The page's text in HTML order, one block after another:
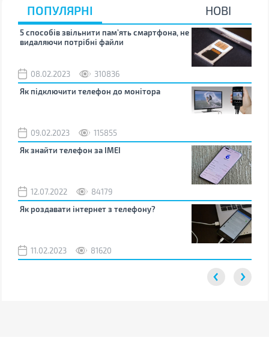
ПОПУЛЯРНІ НОВІ
5 способів звільнити пам’ять смартфона, не
видаляючи потрібні файли
08.02.2023
310836
Як підключити телефон до монітора
09.02.2023
115855
Як знайти телефон за IMEI
12.07.2022
84179
Як роздавати інтернет з телефону?
11.02.2023 81620